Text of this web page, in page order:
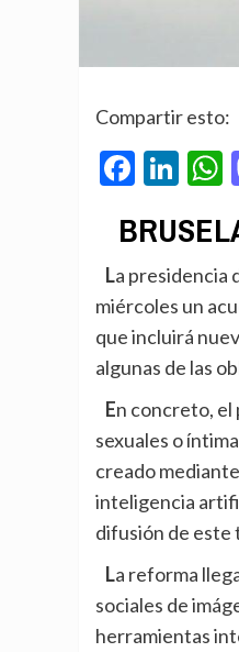
Compartir esto:
La presidencia del Consejo de la UE y los negociadores del Parlamento Europeo han alcanzado este
miércoles un
que incluirá
algunas de las
En concreto, el pacto prohíbe los sistemas de IA destinados exclusivamente a generar imágenes
sexuales o
creado
inteligencia
difusión de este
La reforma llega meses después de la controversia provocada por la circulación masiva en redes
sociales de
herramientas